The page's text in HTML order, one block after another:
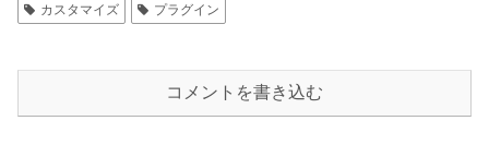
カスタマイズ
プラグイン
コメントを書き込む